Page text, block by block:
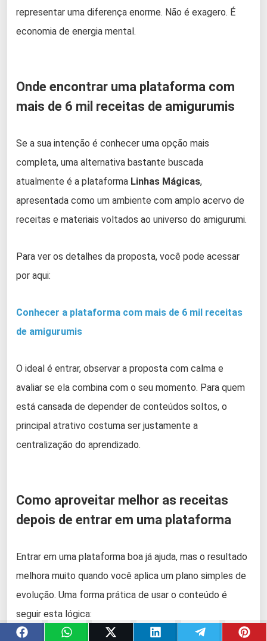
representar uma diferença enorme. Não é exagero. É
economia de energia mental.
Onde encontrar uma plataforma com
mais de 6 mil receitas de amigurumis
Se a sua intenção é conhecer uma opção mais
completa, uma alternativa bastante buscada
atualmente é a plataforma Linhas Mágicas,
apresentada como um ambiente com amplo acervo de
receitas e materiais voltados ao universo do amigurumi.
Para ver os detalhes da proposta, você pode acessar
por aqui:
Conhecer a plataforma com mais de 6 mil receitas
de amigurumis
O ideal é entrar, observar a proposta com calma e
avaliar se ela combina com o seu momento. Para quem
está cansada de depender de conteúdos soltos, o
principal atrativo costuma ser justamente a
centralização do aprendizado.
Como aproveitar melhor as receitas
depois de entrar em uma plataforma
Entrar em uma plataforma boa já ajuda, mas o resultado
melhora muito quando você aplica um plano simples de
evolução. Uma forma prática de usar o conteúdo é
seguir esta lógica: